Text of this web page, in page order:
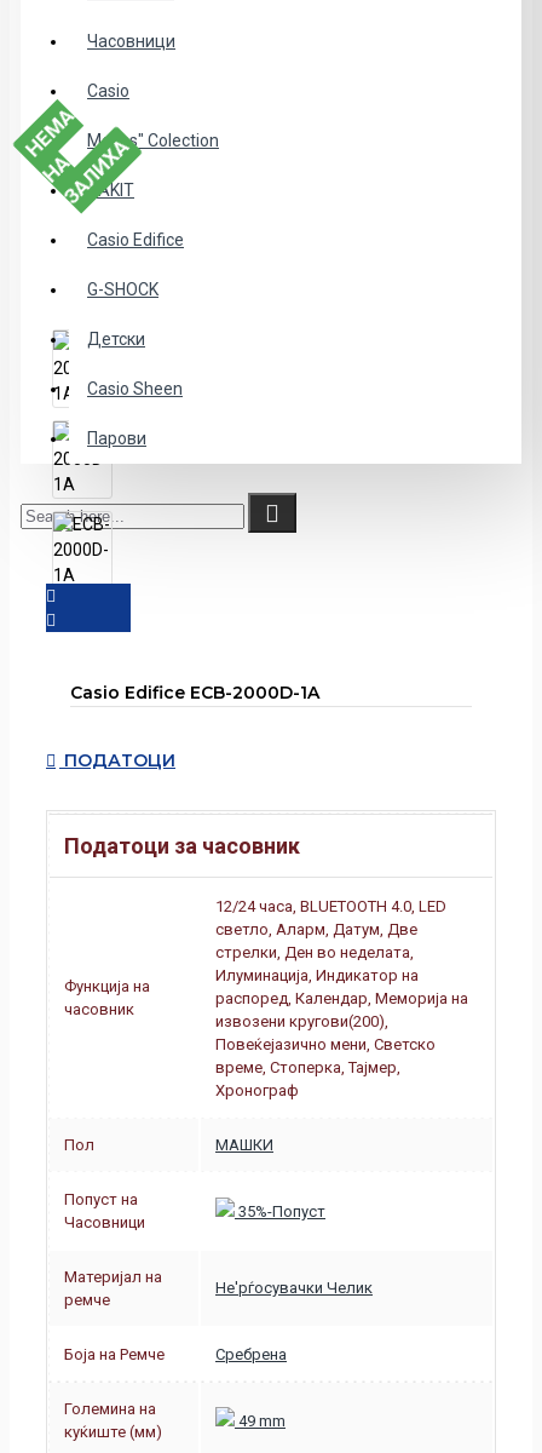
Часовници
Casio
Menss" Colection
NAKIT
Casio Edifice
G-SHOCK
Детски
Casio Sheen
Парови
Н
Е
М
А
Н
А
З
А
Л
И
Х
А
Casio Edifice ECB-2000D-1A
ПОДАТОЦИ
Податоци за часовник
Функција на
часовник
12/24 часа, BLUETOOTH 4.0, LED
светло, Аларм, Датум, Две
стрелки, Ден во неделата,
Илуминација, Индикатор на
распоред, Календар, Меморија на
извозени кругови(200),
Повеќејазично мени, Светско
време, Стоперка, Тајмер,
Хронограф
Пол МАШКИ
Попуст на
Часовници
35%-Попуст
Материјал на
ремче
Не'рѓосувачки Челик
Боја на Ремче Сребрена
Големина на
куќиште (мм)
49 mm